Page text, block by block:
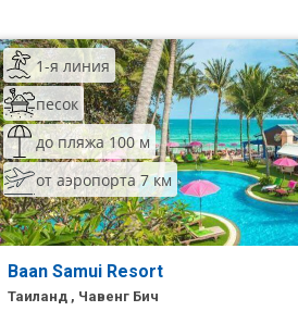
1-я линия
песок
до пляжа 100 м
от аэропорта 7 км
Baan Samui Resort
Таиланд , Чавенг Бич